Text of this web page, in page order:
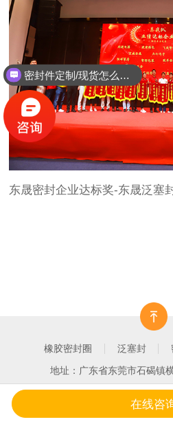
东晟密封企业达标奖-东晟泛塞
橡胶密封圈 泛塞封
地址：广东省东莞市石碣镇
产品中心在线咨